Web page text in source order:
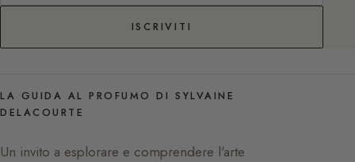
ISCRIVITI
LA GUIDA AL PROFUMO DI SYLVAINE
DELACOURTE
Un invito a esplorare e comprendere l'arte